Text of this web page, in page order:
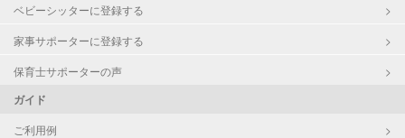
ベビーシッターに登録する
家事サポーターに登録する
保育士サポーターの声
ガイド
ご利用例